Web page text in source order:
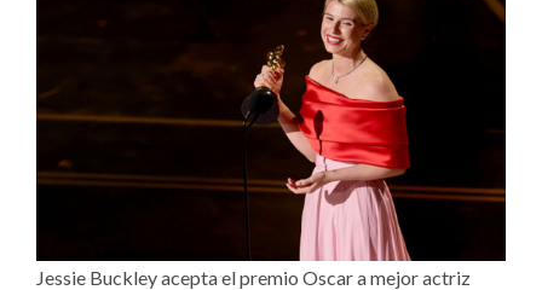
Jessie Buckley acepta el premio Oscar a mejor actriz